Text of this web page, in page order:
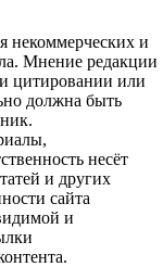
некоммерческих и
Мнение редакции
цитировании или
должна быть
несёт
и других
сайта
и